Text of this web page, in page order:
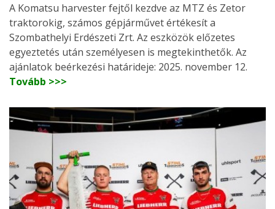
A Komatsu harvester fejtől kezdve az MTZ és Zetor
traktorokig, számos gépjárművet értékesít a
Szombathelyi Erdészeti Zrt. Az eszközök előzetes
egyeztetés után személyesen is megtekinthetők. Az
ajánlatok beérkezési határideje: 2025. november 12.
Tovább >>>